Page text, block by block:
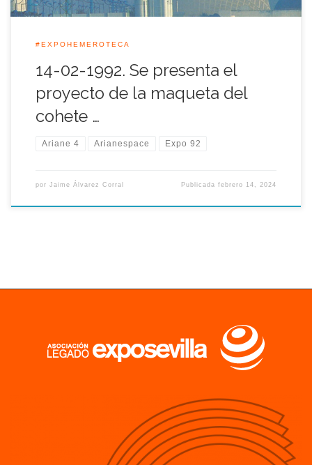
#EXPOHEMEROTECA
14-02-1992. Se presenta el
proyecto de la maqueta del
cohete …
Ariane 4 Arianespace Expo 92
por Jaime Álvarez Corral Publicadafebrero 14, 2024